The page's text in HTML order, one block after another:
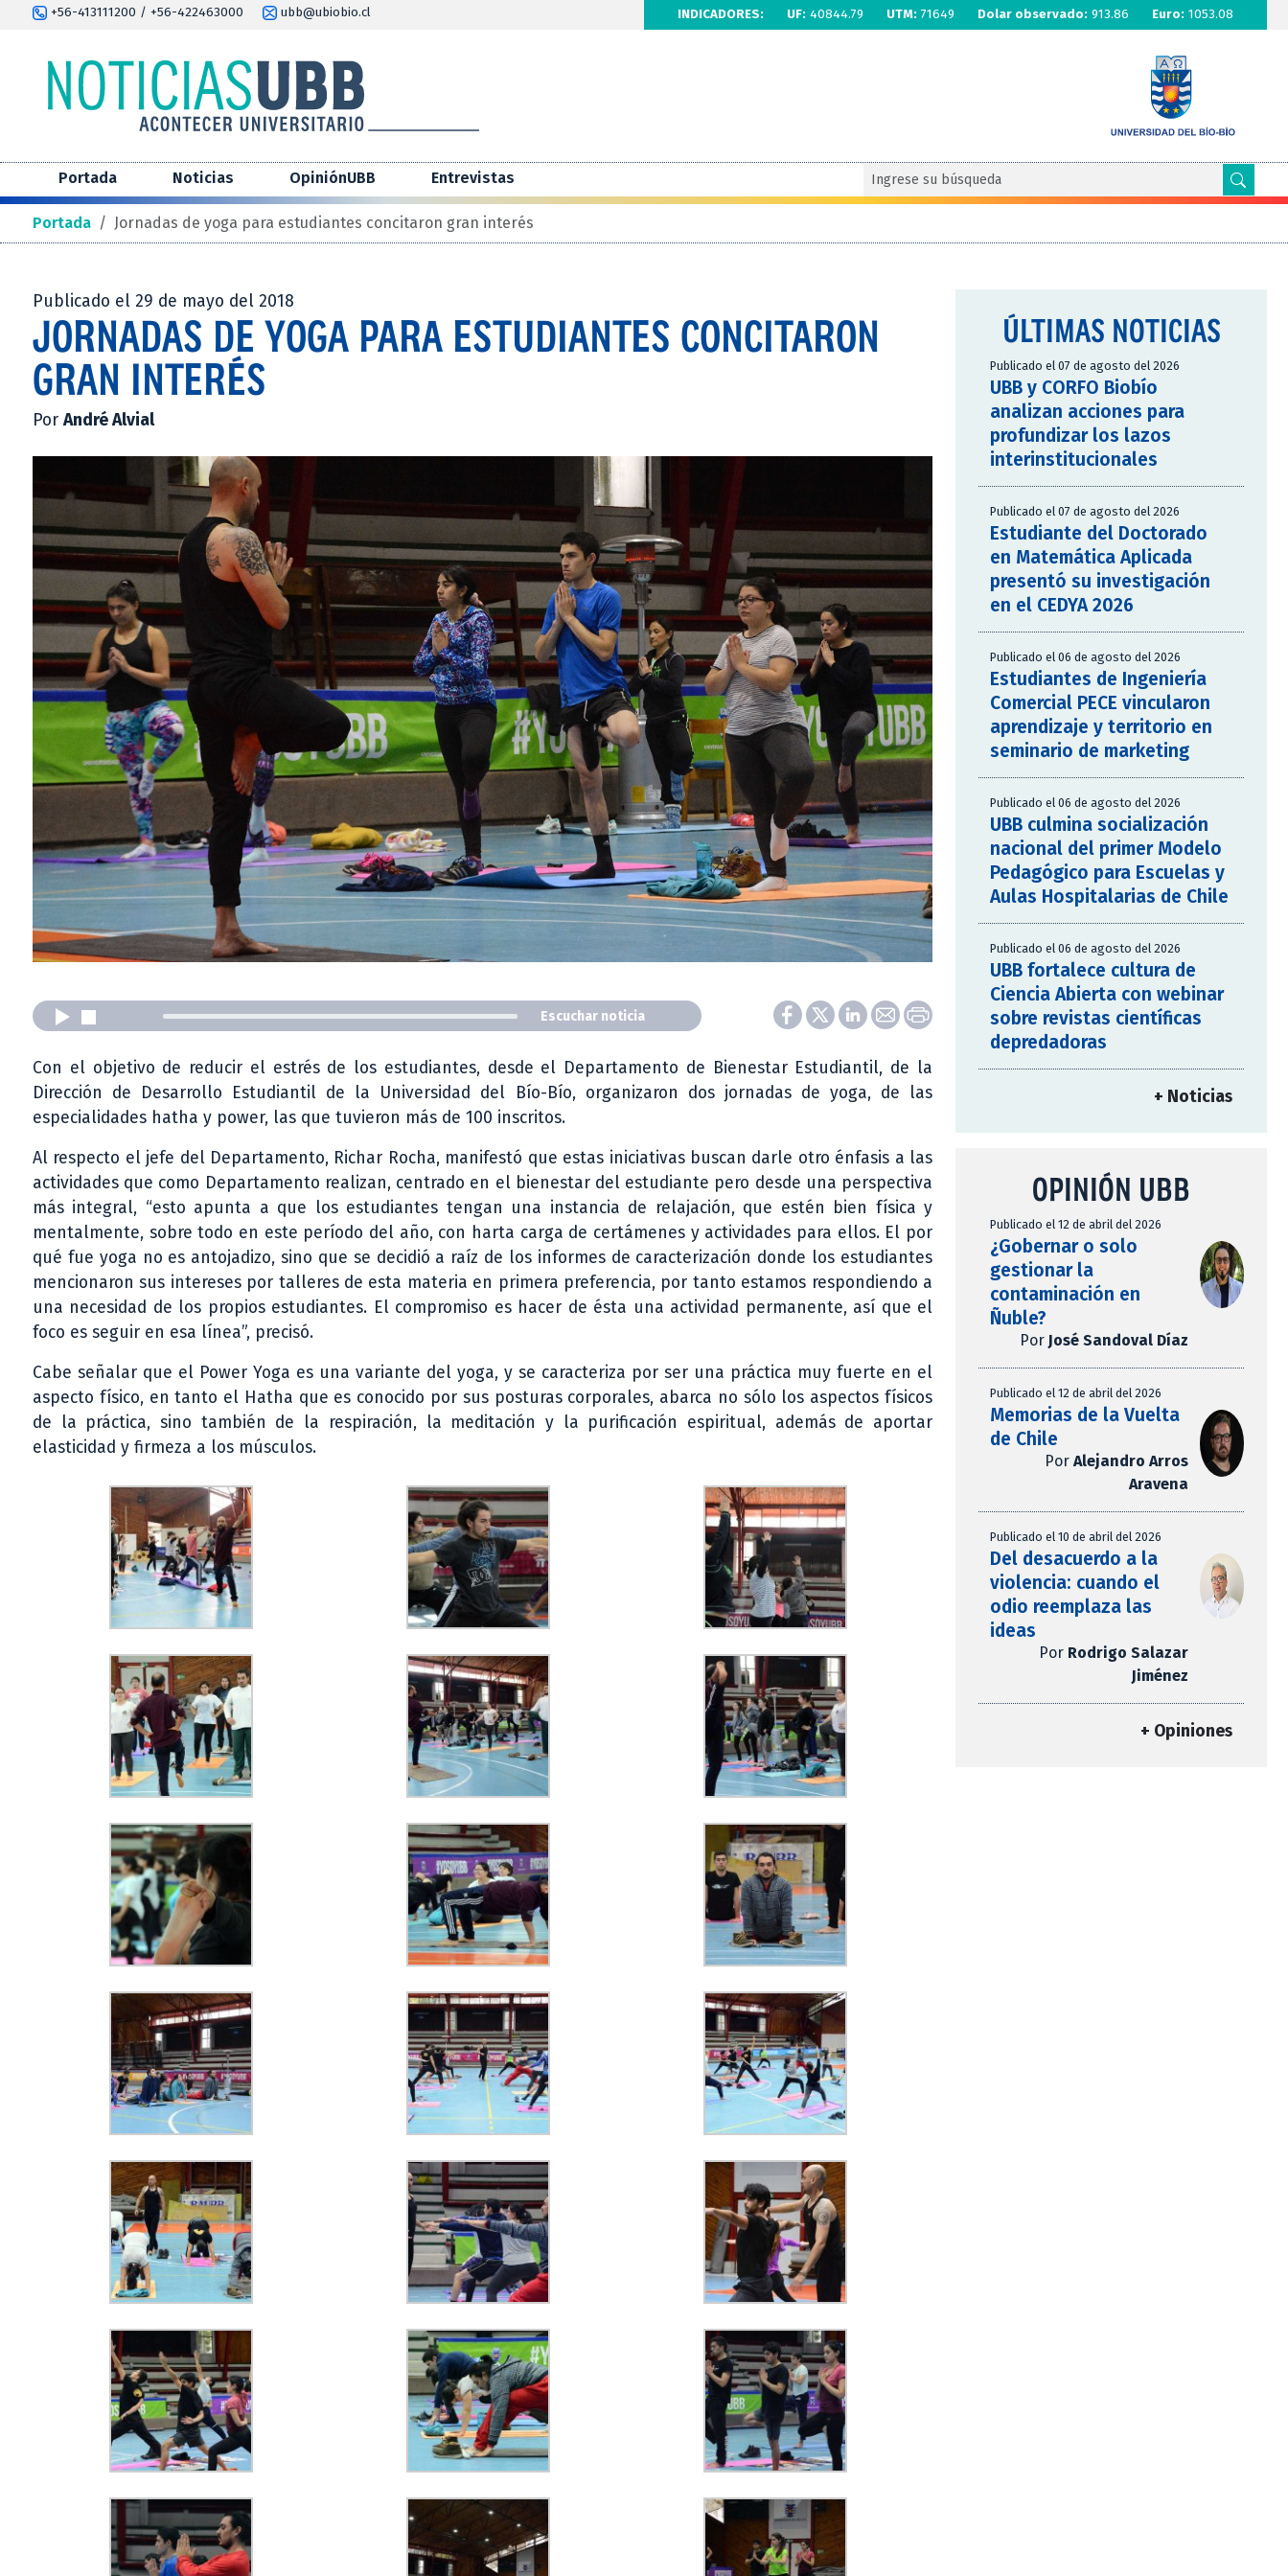
+56-413111200 / +56-422463000 ubb@ubiobio.cl INDICADORES: UF: 40844.79 UTM: 71649 Dolar observado: 913.86 Euro: 1053.08
Portada Noticias OpiniónUBB Entrevistas
Portada / Jornadas de yoga para estudiantes concitaron gran interés
Publicado el 29 de mayo del 2018
JORNADAS DE YOGA PARA ESTUDIANTES CONCITARON
GRAN INTERÉS
Por André Alvial
Escuchar noticia
Con el objetivo de reducir el estrés de los estudiantes, desde el Departamento de Bienestar Estudiantil, de la
Dirección de Desarrollo Estudiantil de la Universidad del Bío-Bío, organizaron dos jornadas de yoga, de las
especialidades hatha y power, las que tuvieron más de 100 inscritos.
Al respecto el jefe del Departamento, Richar Rocha, manifestó que estas iniciativas buscan darle otro énfasis a las
actividades que como Departamento realizan, centrado en el bienestar del estudiante pero desde una perspectiva
más integral, “esto apunta a que los estudiantes tengan una instancia de relajación, que estén bien física y
mentalmente, sobre todo en este período del año, con harta carga de certámenes y actividades para ellos. El por
qué fue yoga no es antojadizo, sino que se decidió a raíz de los informes de caracterización donde los estudiantes
mencionaron sus intereses por talleres de esta materia en primera preferencia, por tanto estamos respondiendo a
una necesidad de los propios estudiantes. El compromiso es hacer de ésta una actividad permanente, así que el
foco es seguir en esa línea”, precisó.
Cabe señalar que el Power Yoga es una variante del yoga, y se caracteriza por ser una práctica muy fuerte en el
aspecto físico, en tanto el Hatha que es conocido por sus posturas corporales, abarca no sólo los aspectos físicos
de la práctica, sino también de la respiración, la meditación y la purificación espiritual, además de aportar
elasticidad y firmeza a los músculos.
ÚLTIMAS NOTICIAS
Publicado el 07 de agosto del 2026
UBB y CORFO Biobío
analizan acciones para
profundizar los lazos
interinstitucionales
Publicado el 07 de agosto del 2026
Estudiante del Doctorado
en Matemática Aplicada
presentó su investigación
en el CEDYA 2026
Publicado el 06 de agosto del 2026
Estudiantes de Ingeniería
Comercial PECE vincularon
aprendizaje y territorio en
seminario de marketing
Publicado el 06 de agosto del 2026
UBB culmina socialización
nacional del primer Modelo
Pedagógico para Escuelas y
Aulas Hospitalarias de Chile
Publicado el 06 de agosto del 2026
UBB fortalece cultura de
Ciencia Abierta con webinar
sobre revistas científicas
depredadoras
+ Noticias
OPINIÓN UBB
Publicado el 12 de abril del 2026
¿Gobernar o solo
gestionar la
contaminación en
Ñuble?
Por José Sandoval Díaz
Publicado el 12 de abril del 2026
Memorias de la Vuelta
de Chile
Por Alejandro Arros
Aravena
Publicado el 10 de abril del 2026
Del desacuerdo a la
violencia: cuando el
odio reemplaza las
ideas
Por Rodrigo Salazar
Jiménez
+ Opiniones